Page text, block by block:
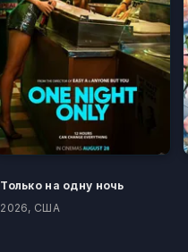
Только на одну ночь
2026, США